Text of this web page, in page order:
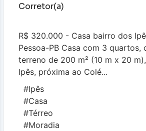
Corretor(a)
R$ 320.000 - Casa bairro dos
Pessoa-PB Casa com 3 quartos,
terreno de 200 m² (10 m x 20
Ipês, próxima ao Colé...
#Ipês
#Casa
#Térreo
#Moradia